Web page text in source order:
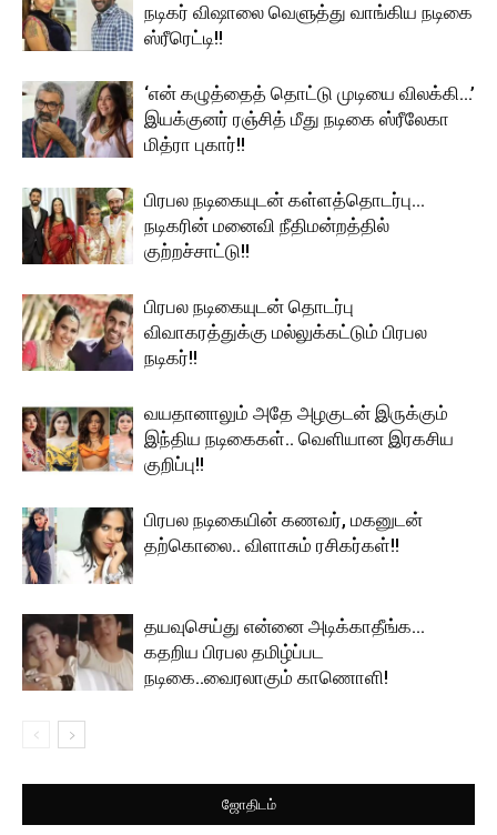
நடிகர் விஷாலை வெளுத்து வாங்கிய நடிகை
ஸ்ரீரெட்டி!!
‘என் கழுத்தைத் தொட்டு முடியை விலக்கி…’
இயக்குனர் ரஞ்சித் மீது நடிகை ஸ்ரீலேகா
மித்ரா புகார்!!
பிரபல நடிகையுடன் கள்ளத்தொடர்பு…
நடிகரின் மனைவி நீதிமன்றத்தில்
குற்றச்சாட்டு!!
பிரபல நடிகையுடன் தொடர்பு
விவாகரத்துக்கு மல்லுக்கட்டும் பிரபல
நடிகர்!!
வயதானாலும் அதே அழகுடன் இருக்கும்
இந்திய நடிகைகள்.. வெளியான இரகசிய
குறிப்பு!!
பிரபல நடிகையின் கணவர், மகனுடன்
தற்கொலை.. விளாசும் ரசிகர்கள்!!
தயவுசெய்து என்னை அடிக்காதீங்க…
கதறிய பிரபல தமிழ்ப்பட
நடிகை..வைரலாகும் காணொளி!
ஜோதிடம்